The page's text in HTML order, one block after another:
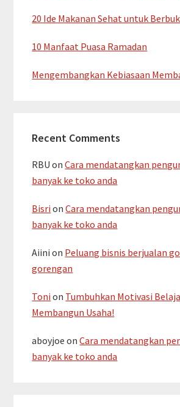
20 Ide Makanan Sehat untuk
10 Manfaat Puasa Ramadan
Mengembangkan Kebiasaan
Recent Comments
RBU onCara mendatangkan
banyak ke toko anda
Bisri onCara mendatangkan
banyak ke toko anda
Aiini on Peluang bisnis berjualan
gorengan
Toni on Tumbuhkan Motivasi
Membangun Usaha!
aboyjoe onCara mendatangkan
banyak ke toko anda